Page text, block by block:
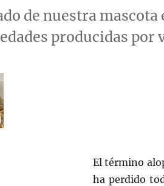
de nuestra mascota
producidas por
El término
ha perdido